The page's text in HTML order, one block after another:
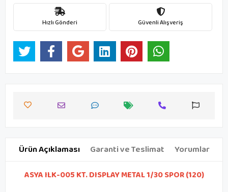
Hızlı Gönderi Güvenli Alışveriş
Ürün Açıklaması Garanti ve Teslimat Yorumlar
ASYA ILK-005 KT. DISPLAY METAL 1/30 SPOR (120)